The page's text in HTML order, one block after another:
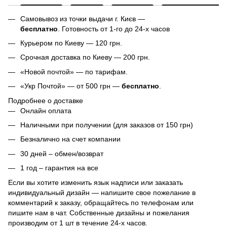
Самовывоз из точки выдачи г. Києв —
бесплатно . Готовность от 1-го до 24-х часов
Курьером по Киеву — 120 грн.
Срочная доставка по Киеву — 200 грн.
«Новой почтой» — по тарифам.
«Укр Почтой» — от 500 грн — бесплатно
Подробнее о доставке
Онлайн оплата
Наличными при получении (для заказов от 150 грн)
Безналично на счет компании
30 дней – обмен/возврат
1 год – гарантия на все
Если вы хотите изменить язык надписи или заказать
индивидуальный дизайн — напишите свое пожелание в
комментарий к заказу, обращайтесь по телефонам или
пишите нам в чат. Собственные дизайны и пожелания
производим от 1 шт в течение 24-х часов.